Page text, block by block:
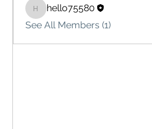
hello75580
hello75580
See All Members (1)